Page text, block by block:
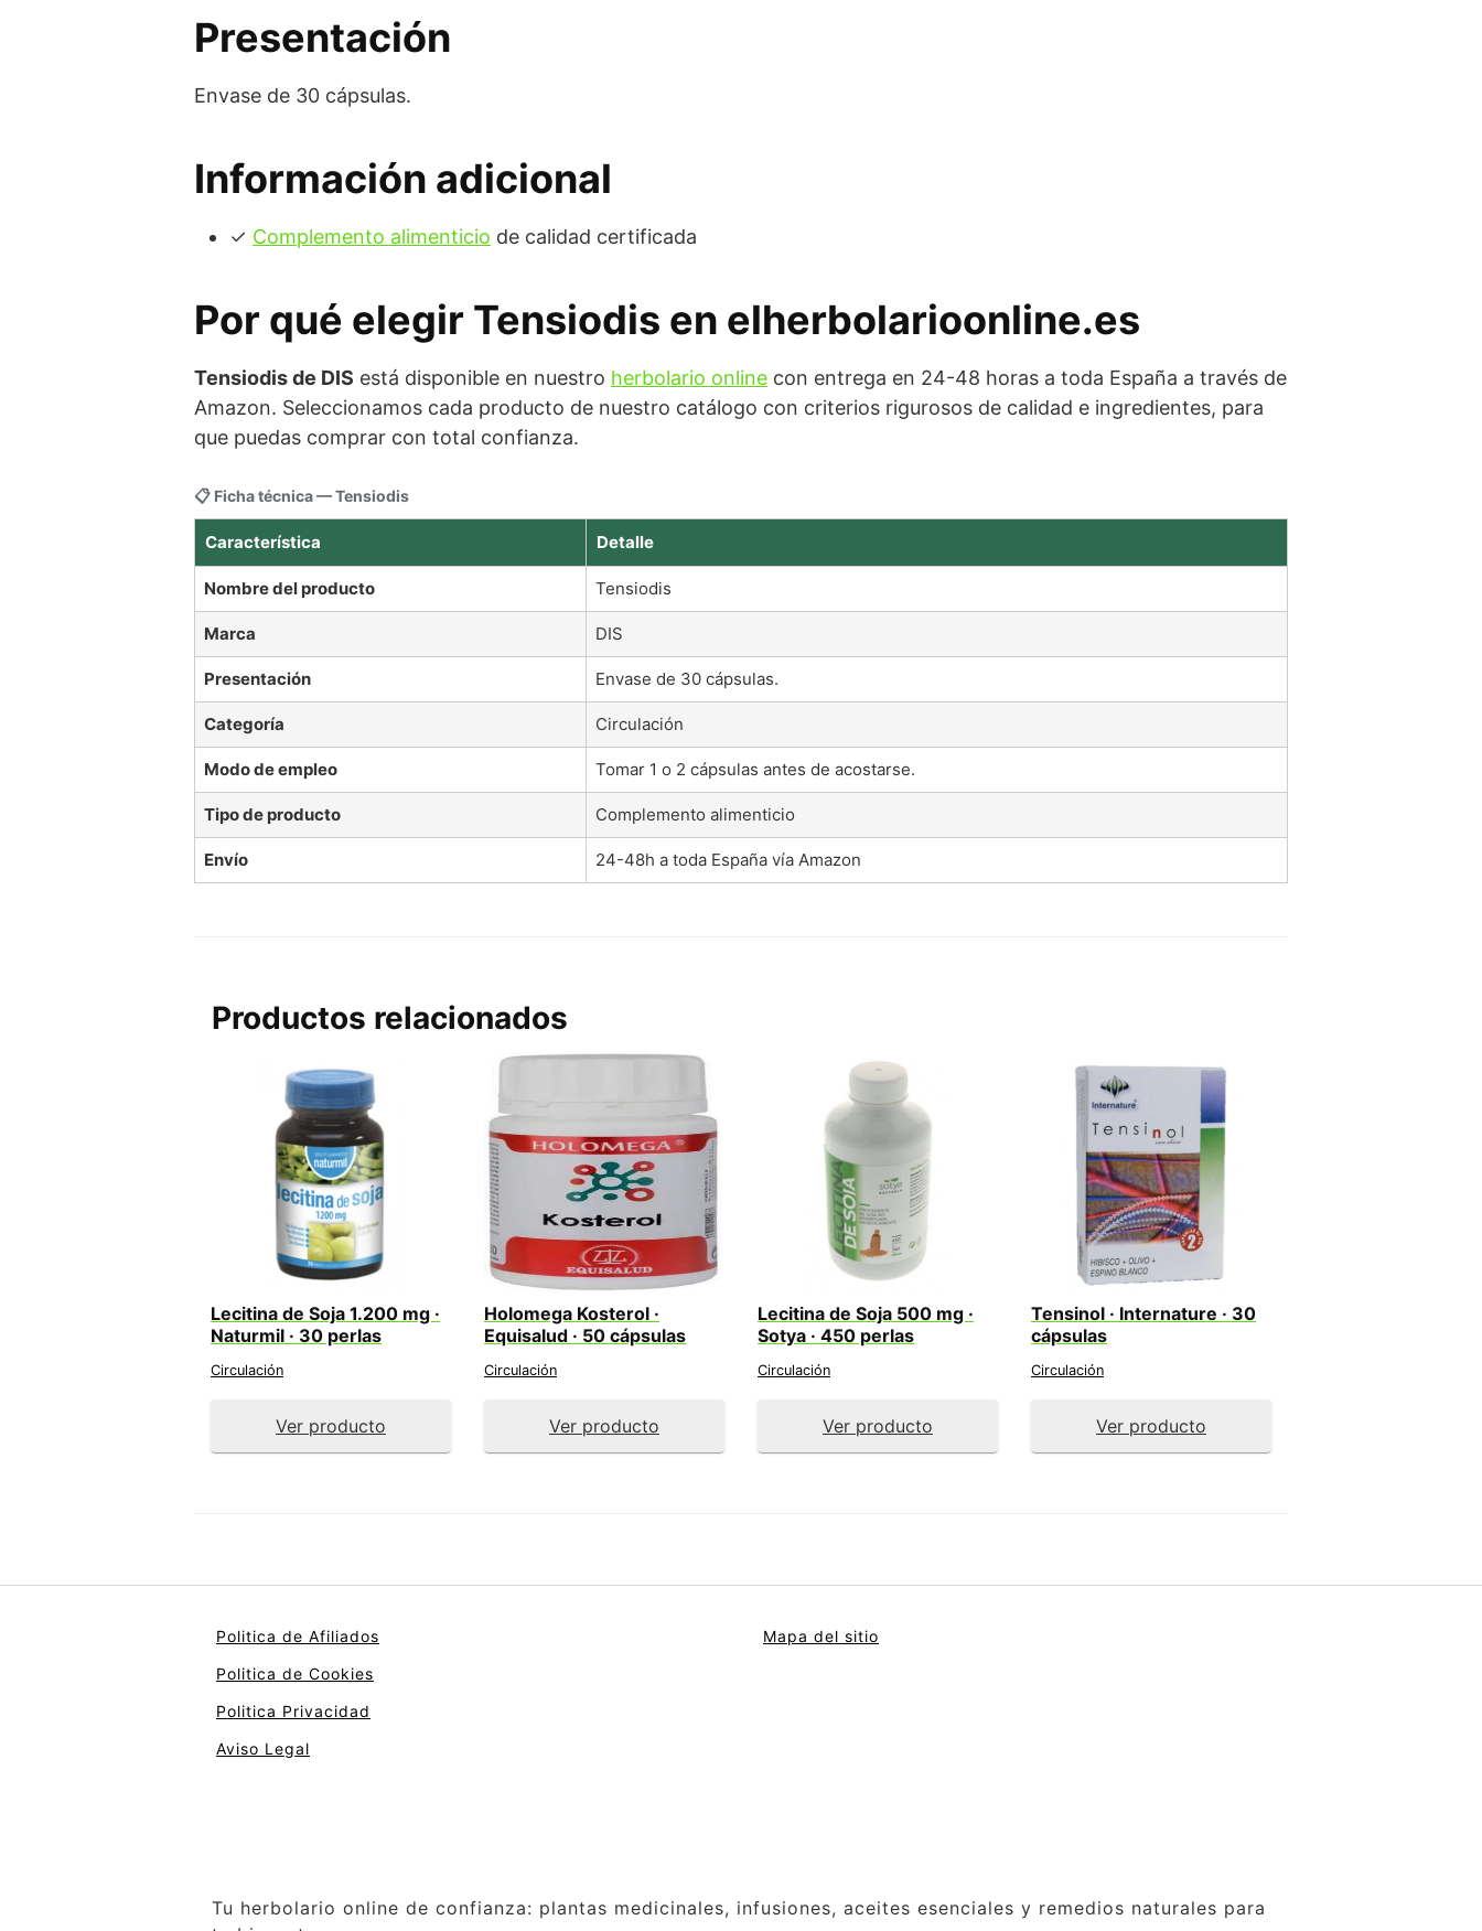
Presentación
Envase de 30 cápsulas.
Información adicional
✓ Complemento alimenticio de calidad certificada
Por qué elegir Tensiodis en elherbolarioonline.es
Tensiodis de DIS está disponible en nuestro herbolario online con entrega en 24-48 horas a toda España a través de
Amazon. Seleccionamos cada producto de nuestro catálogo con criterios rigurosos de calidad e ingredientes, para
que puedas comprar con total confianza.
📋 Ficha técnica — Tensiodis
Característica Detalle
Nombre del producto Tensiodis
Marca DIS
Presentación Envase de 30 cápsulas.
Categoría Circulación
Modo de empleo Tomar 1 o 2 cápsulas antes de acostarse.
Tipo de producto Complemento alimenticio
Envío 24-48h a toda España vía Amazon
Productos relacionados
Lecitina de Soja 1.200 mg ·
Naturmil · 30 perlas
Circulación
Ver producto
Holomega Kosterol ·
Equisalud · 50 cápsulas
Circulación
Ver producto
Lecitina de Soja 500 mg ·
Sotya · 450 perlas
Circulación
Ver producto
Tensinol · Internature · 30
cápsulas
Circulación
Ver producto
Politica de Afiliados
Politica de Cookies
Politica Privacidad
Aviso Legal
Mapa del sitio
Tu herbolario online de confianza: plantas medicinales, infusiones, aceites esenciales y remedios naturales para